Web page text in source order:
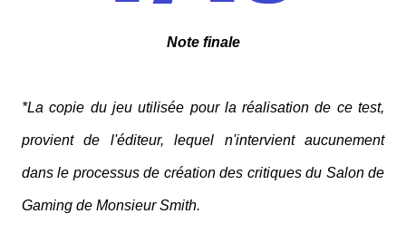
Note finale
*La copie du jeu utilisée pour la réalisation de ce test,
provient de l'éditeur, lequel n'intervient aucunement
dans le processus de création des critiques du Salon de
Gaming de Monsieur Smith.